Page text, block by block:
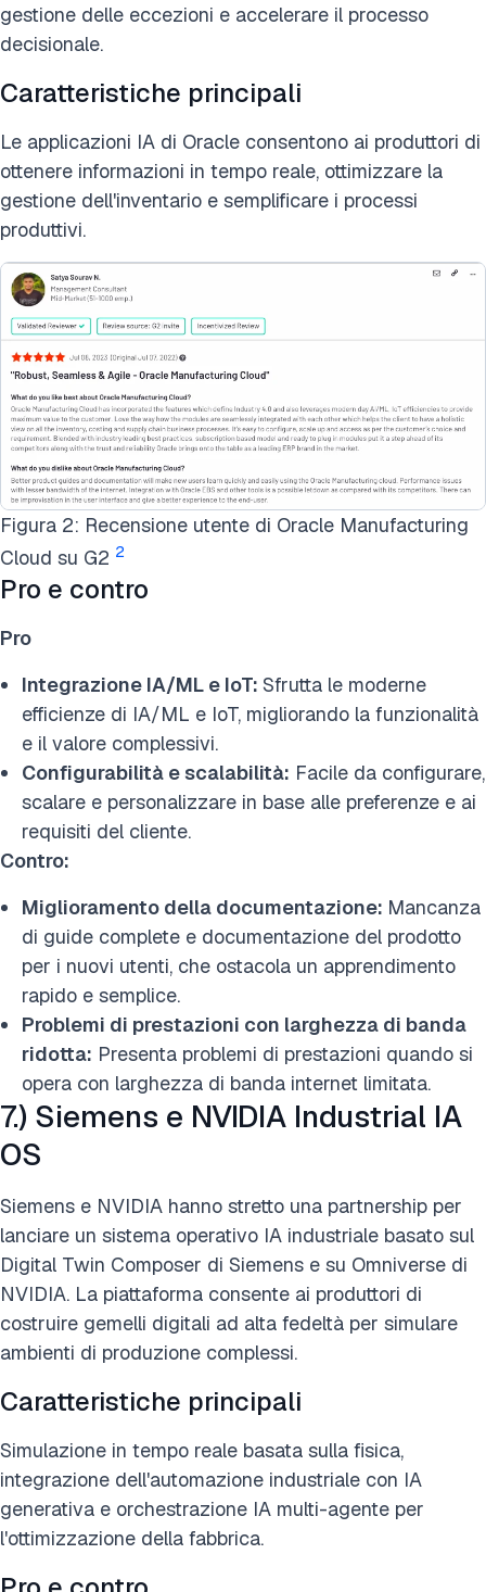
gestione delle eccezioni e accelerare il processo
decisionale.
Caratteristiche principali
Le applicazioni IA di Oracle consentono ai produttori di
ottenere informazioni in tempo reale, ottimizzare la
gestione dell'inventario e semplificare i processi
produttivi.
Figura 2: Recensione utente di Oracle Manufacturing
Cloud su G2 2
Pro e contro
Pro
Integrazione IA/ML e IoT: Sfrutta le moderne
efficienze di IA/ML e IoT, migliorando la funzionalità
e il valore complessivi.
Configurabilità e scalabilità: Facile da configurare,
scalare e personalizzare in base alle preferenze e ai
requisiti del cliente.
Contro:
Miglioramento della documentazione: Mancanza
di guide complete e documentazione del prodotto
per i nuovi utenti, che ostacola un apprendimento
rapido e semplice.
Problemi di prestazioni con larghezza di banda
ridotta: Presenta problemi di prestazioni quando si
opera con larghezza di banda internet limitata.
7.) Siemens e NVIDIA Industrial IA
OS
Siemens e NVIDIA hanno stretto una partnership per
lanciare un sistema operativo IA industriale basato sul
Digital Twin Composer di Siemens e su Omniverse di
NVIDIA. La piattaforma consente ai produttori di
costruire gemelli digitali ad alta fedeltà per simulare
ambienti di produzione complessi.
Caratteristiche principali
Simulazione in tempo reale basata sulla fisica,
integrazione dell'automazione industriale con IA
generativa e orchestrazione IA multi-agente per
l'ottimizzazione della fabbrica.